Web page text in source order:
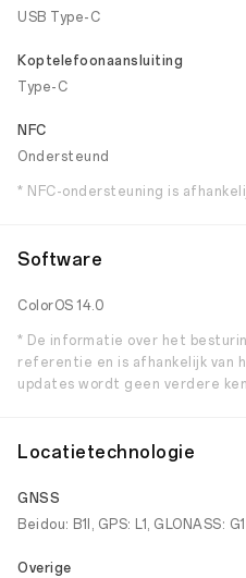
USB Type-C
Koptelefoonaansluiting
Type-C
NFC
Ondersteund
* NFC-ondersteuning is
Software
ColorOS 14.0
* De informatie over het
referentie en is afhankelijk van
updates wordt geen verdere
Locatietechnologie
GNSS
Beidou: B1I, GPS: L1, GLONASS:
Overige